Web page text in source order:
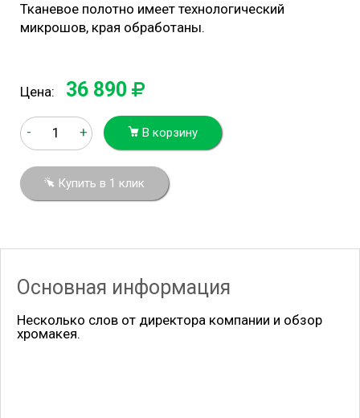
Тканевое полотно имеет технологический
микрошов, края обработаны.
Цена: 36 890
- + В корзину
Купить в 1 клик
Основная информация
Несколько слов от директора компании и обзор
хромакея.